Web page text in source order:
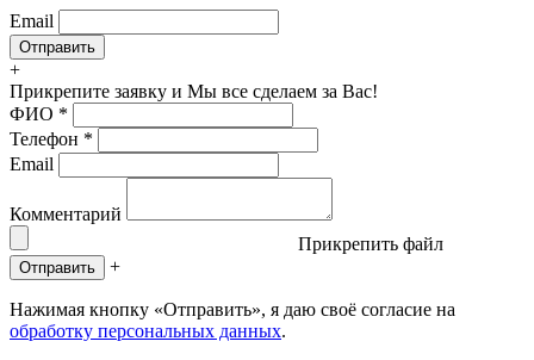
Email
+
Прикрепите заявку и Мы все сделаем за Вас!
ФИО *
Телефон *
Email
Комментарий
Прикрепить файл
Отправить +
Нажимая кнопку «Отправить», я даю своё согласие на
обработку персональных данных.